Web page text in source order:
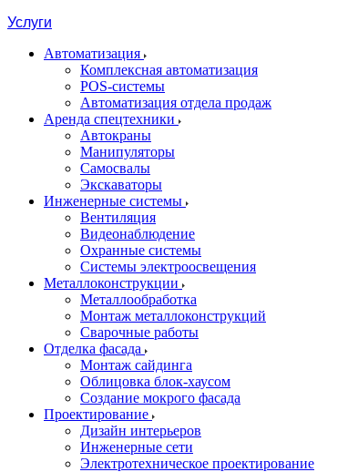
Услуги
Автоматизация
Комплексная автоматизация
POS-системы
Автоматизация отдела продаж
Аренда спецтехники
Автокраны
Манипуляторы
Самосвалы
Экскаваторы
Инженерные системы
Вентиляция
Видеонаблюдение
Охранные системы
Системы электроосвещения
Металлоконструкции
Металлообработка
Монтаж металлоконструкций
Сварочные работы
Отделка фасада
Монтаж сайдинга
Облицовка блок-хаусом
Создание мокрого фасада
Проектирование
Дизайн интерьеров
Инженерные сети
Электротехническое проектирование